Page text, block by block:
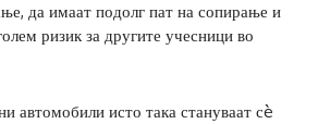
да имаат подолг пат на сопирање и
ризик за другите учесници во
автомобили исто така стануваат сè